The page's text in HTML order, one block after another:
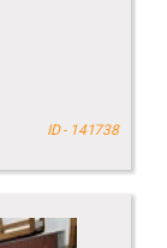
ID - 141738